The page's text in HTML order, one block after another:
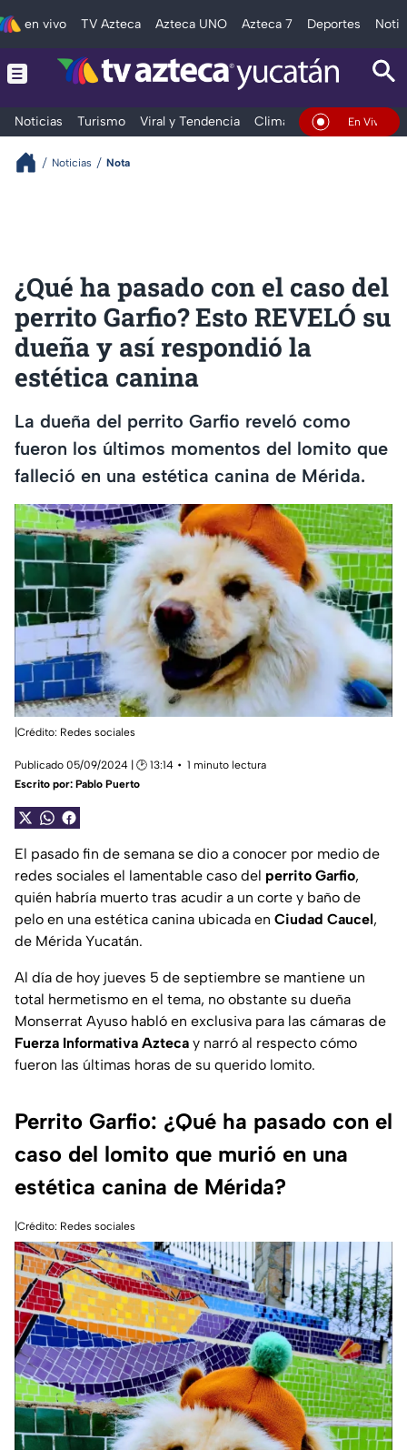
en vivo TV Azteca Azteca UNO Azteca 7 Deportes
Noticias Turismo Viral y Tendencia Clima DeportesEn Vivo
Noticias Nota
¿Qué ha pasado con el caso del
perrito Garfio? Esto REVELÓ su
dueña y así respondió la
estética canina
La dueña del perrito Garfio reveló como
fueron los últimos momentos del lomito que
falleció en una estética canina de Mérida.
|Crédito: Redes sociales
Publicado 05/09/2024 | 🕑 13:14
1 minuto lectura
Escrito por: Pablo Puerto
El pasado fin de semana se dio a conocer por medio de
redes sociales el lamentable caso del perrito Garfio,
quién habría muerto tras acudir a un corte y baño de
pelo en una estética canina ubicada en Ciudad Caucel,
de Mérida Yucatán.
Al día de hoy jueves 5 de septiembre se mantiene un
total hermetismo en el tema, no obstante su dueña
Monserrat Ayuso habló en exclusiva para las cámaras de
Fuerza Informativa Azteca y narró al respecto cómo
fueron las últimas horas de su querido lomito.
Perrito Garfio: ¿Qué ha pasado con el
caso del lomito que murió en una
estética canina de Mérida?
|Crédito: Redes sociales